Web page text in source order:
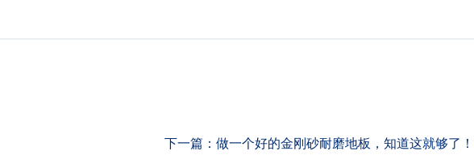
下一篇： 做一个好的金刚砂耐磨地板，知道这就够了！